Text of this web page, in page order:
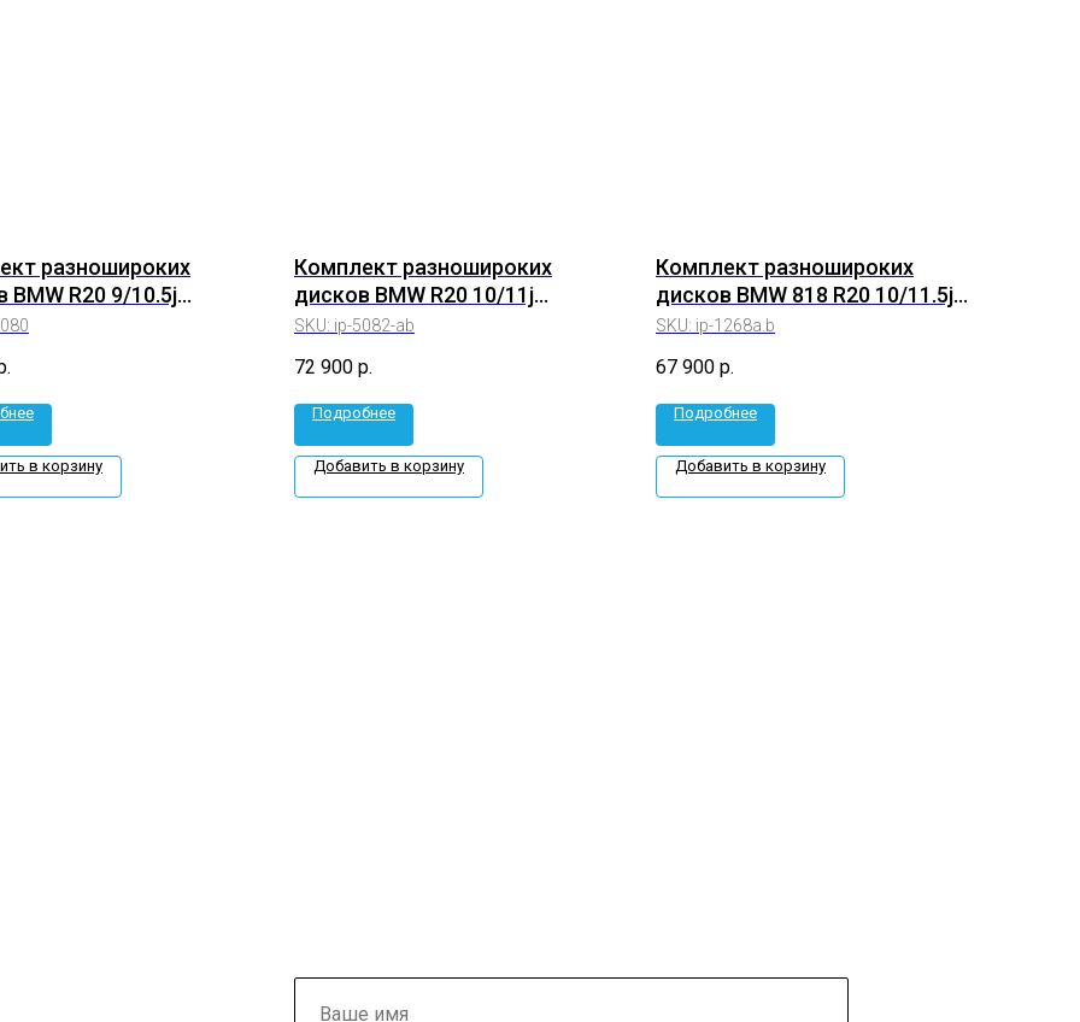
разношироких
BMW R20 9/10.5j
5*120 (ip-5080 ab)
в корзину
Комплект разношироких
дисков BMW R20 10/11j
Et+40/37 5*120 (ip-5082-ab)
SKU: ip-5082-ab
72 900 р.
Подробнее
Добавить в корзину
Комплект разношироких
дисков BMW 818 R20 10/11.5j
Et33/40 5*112 (ip-1268a.b)
SKU: ip-1268a.b
67 900 р.
Подробнее
Добавить в корзину